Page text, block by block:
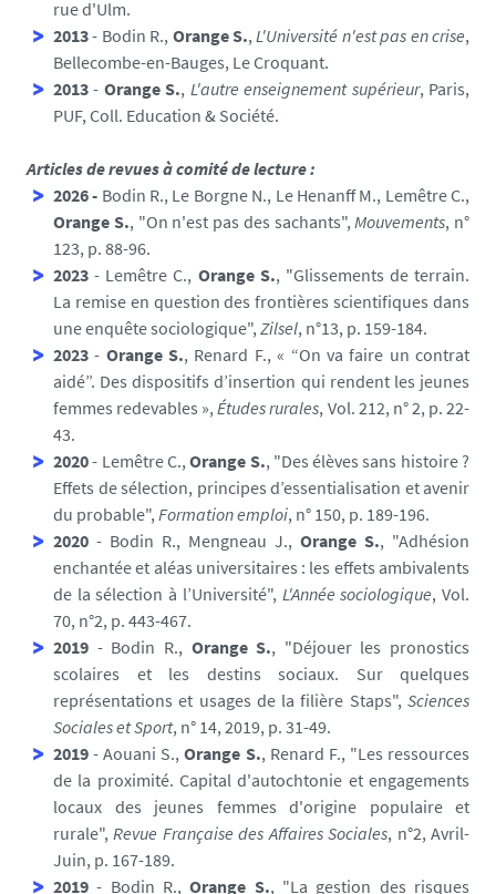
rue d'Ulm.
2013- Bodin R., Orange S., L'Université n'est pas en crise,
Bellecombe-en-Bauges, Le Croquant.
2013 - Orange S., L'autre enseignement supérieur, Paris,
PUF, Coll. Education & Société.
Articles de revues à comité de lecture :
2026 - Bodin R., Le Borgne N., Le Henanff M., Lemêtre C.,
Orange S., "On n'est pas des sachants", Mouvements, n°
123, p. 88-96.
2023 - Lemêtre C., Orange S., "Glissements de terrain.
La remise en question des frontières scientifiques dans
une enquête sociologique", Zilsel, n°13, p. 159-184.
2023 - Orange S., Renard F., « “On va faire un contrat
aidé”. Des dispositifs d’insertion qui rendent les jeunes
femmes redevables », Études rurales, Vol. 212, n° 2, p. 22-
43.
2020- Lemêtre C.,Orange S., "Des élèves sans histoire ?
Effets de sélection, principes d’essentialisation et avenir
du probable", Formation emploi, n° 150, p. 189-196.
2020 - Bodin R., Mengneau J., Orange S., "Adhésion
enchantée et aléas universitaires : les effets ambivalents
de la sélection à l’Université", L'Année sociologique, Vol.
70, n°2, p. 443-467.
2019 - Bodin R., Orange S., "Déjouer les pronostics
scolaires et les destins sociaux. Sur quelques
représentations et usages de la filière Staps", Sciences
Sociales et Sport, n° 14, 2019, p. 31-49.
2019 - Aouani S.,Orange S., Renard F., "Les ressources
de la proximité. Capital d'autochtonie et engagements
locaux des jeunes femmes d'origine populaire et
rurale", Revue Française des Affaires Sociales, n°2, Avril-
Juin, p. 167-189.
2019 - Bodin R.,Orange S., "La gestion des risques